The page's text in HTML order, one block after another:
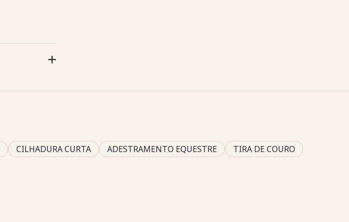
CILHADURA CURTA ADESTRAMENTO EQUESTRE
TIRA DE COURO